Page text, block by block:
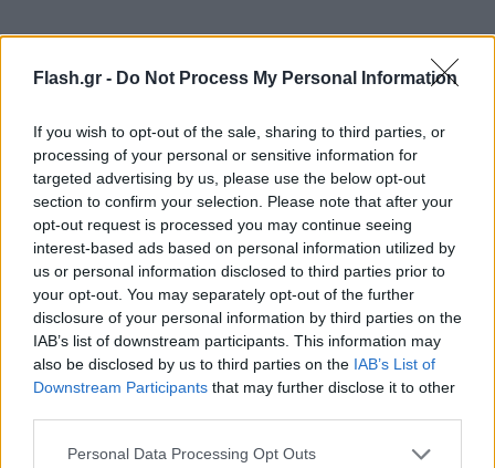
Flash.gr - Do Not Process My Personal Information
If you wish to opt-out of the sale, sharing to third parties, or
processing of your personal or sensitive information for
targeted advertising by us, please use the below opt-out
section to confirm your selection. Please note that after your
opt-out request is processed you may continue seeing
interest-based ads based on personal information utilized by
us or personal information disclosed to third parties prior to
your opt-out. You may separately opt-out of the further
disclosure of your personal information by third parties on the
IAB’s list of downstream participants. This information may
also be disclosed by us to third parties on the IAB’s List of
Downstream Participants that may further disclose it to other
Please note that this website/app uses one or more Google
Personal Data Processing Opt Outs
Σε κάθε περίπτωση, οι διαγωνισμοί είναι
δομημένοι με τέτοιο τρόπο ώστε να δίνεται η
ευκαιρία στα επενδυτικά σχήματα και αποκτήσουν
και τα δύο περιουσικά στοιχεία. Την ερχόμενη
εβδομάδα αναμένεται να αποσφραγιστούν τα
νομιμοποιητικά έγγραφα και οι τεχνικές
προσφορές των δύο υποψηφίων και για τους δύο
διαγωνισμούς και λίγες μέρες αργότερα οι
δεσμευτικές οικονομικές τους προσφορές. Εάν η
σύμπραξη της ΓΕΚ ΤΕΡΝΑ με την AD Holdings AG
δεν έχει ήδη την υψηλότερη οικονομική προσφορά
για τα μεταλλεία, θα έχει την ευκαιρία του "shoot
out", θα μπορεί δηλαδή να πάει σε δεύτερο γύρο με
άλλο διεκδικητεί προκειμένου να πλειοδοτήσει.